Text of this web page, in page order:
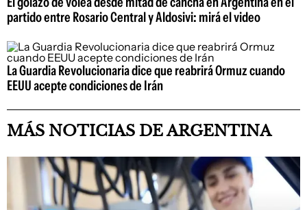
partido entre Rosario Central y Aldosivi: mirá el video
La Guardia Revolucionaria dice que reabrirá Ormuz cuando
EEUU acepte condiciones de Irán
MÁS NOTICIAS DE ARGENTINA